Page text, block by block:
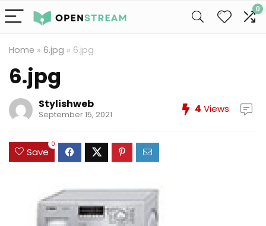
0
Home » 6.jpg » 6.jpg
6.jpg
Stylishweb
September 15, 2021 4 Views
Save
0